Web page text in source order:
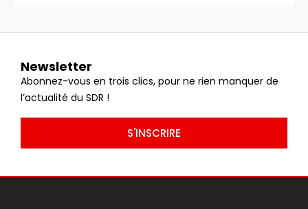
Newsletter
Abonnez-vous en trois clics, pour ne rien manquer de
l’actualité du SDR !
S'INSCRIRE